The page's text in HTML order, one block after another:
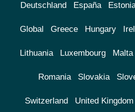
Deutschland España
Global Greece Hungary
Lithuania Luxembourg Malta
Romania Slovakia
Switzerland United Kingdom